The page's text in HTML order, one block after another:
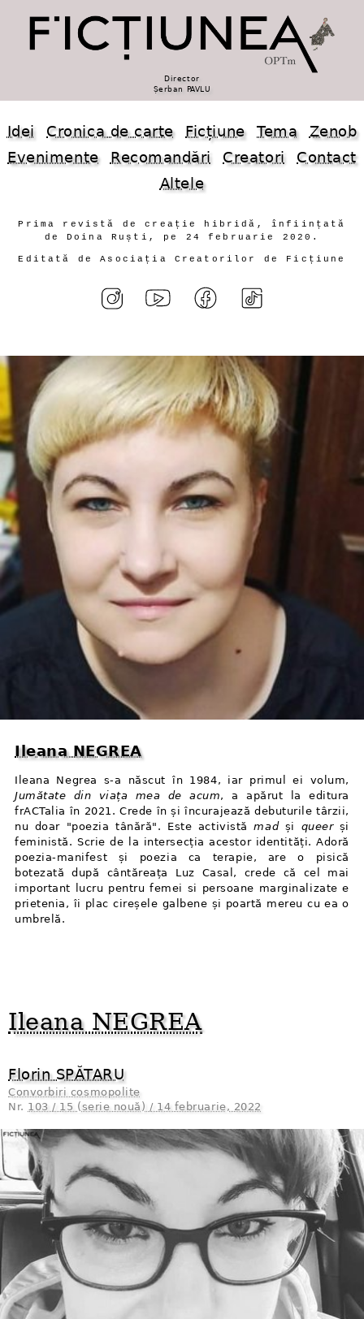
Director
Șerban PAVLU
Idei Cronica de carte Ficțiune Tema
Zenob
Evenimente
Recomandări Creatori
Contact
Altele
Prima revistă de creație hibridă, înființată
de Doina Ruști, pe 24 februarie 2020.
Editată de Asociația Creatorilor de Ficțiune
Ileana NEGREA
Ileana Negrea s-a născut în 1984, iar primul ei volum,
Jumătate din viața mea de acum, a apărut la editura
frACTalia în 2021. Crede în și încurajează debuturile târzii,
nu doar "poezia tânără". Este activistămad și queerși
feministă. Scrie de la intersecția acestor identități. Adoră
poezia-manifest și poezia ca terapie, are o pisică
botezată după cântăreața Luz Casal, crede că cel mai
important lucru pentru femei si persoane marginalizate e
prietenia, îi plac cireșele galbene și poartă mereu cu ea o
umbrelă.
Ileana NEGREA
Florin SPĂTARU
Convorbiri cosmopolite
Nr. 103 / 15 (serie nouă) / 14 februarie, 2022